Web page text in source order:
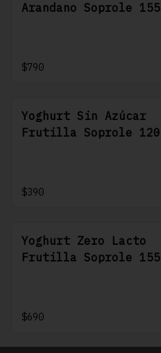
Arandano Soprole 155
$790
Yoghurt Sin Azúcar
Frutilla Soprole 120
$390
Yoghurt Zero Lacto
Frutilla Soprole 155
$690